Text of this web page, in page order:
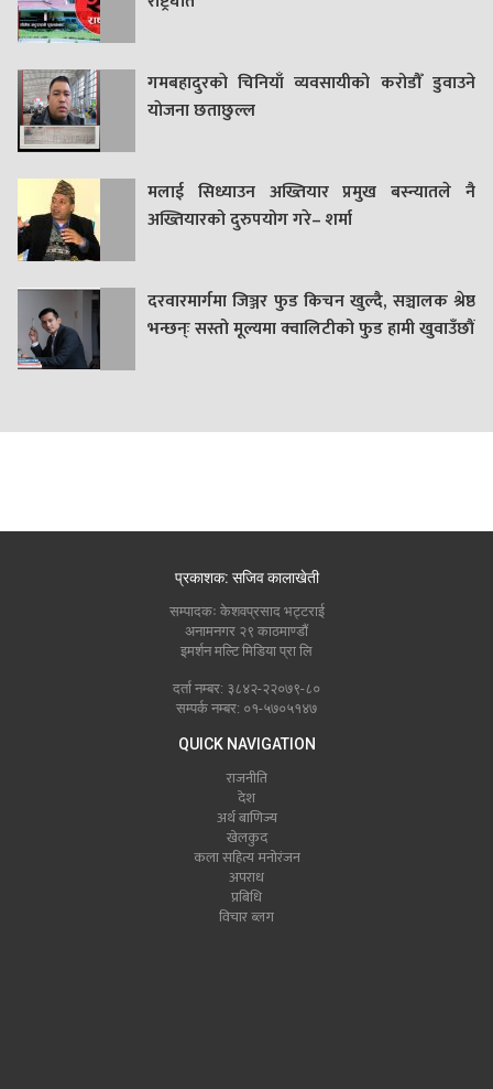
गमबहादुरकाे चिनियाँ व्यवसायीको करोडौँ डुवाउने
याेजना छताछुल्ल
मलाई सिध्याउन अख्तियार प्रमुख बस्न्यातले नै
अख्तियारको दुरुपयोग गरे– शर्मा
दरवारमार्गमा जिञ्जर फुड किचन खुल्दै, सञ्चालक श्रेष्ठ
भन्छन्ः सस्तो मूल्यमा क्वालिटीको फुड हामी खुवाउँछौं
प्रकाशक: सजिव कालाखेती
सम्पादकः केशवप्रसाद भट्टराई
अनामनगर २९ काठमाण्डौं
इमर्शन मल्टि मिडिया प्रा लि
दर्ता नम्बर: ३८४२-२२०७९-८०
सम्पर्क नम्बर: ०१-५७०५१४७
QUICK NAVIGATION
राजनीति
देश
अर्थ बाणिज्य
खेलकुद
कला सहित्य मनोरंजन
अपराध
प्रबिधि
विचार ब्लग